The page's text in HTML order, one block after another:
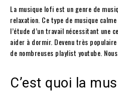
La musique lofi est un genre de
relaxation. Ce type de musique
l’étude d’un travail nécessitant une
aider à dormir. Devenu très
de nombreuses playlist youtube.
C’est quoi la